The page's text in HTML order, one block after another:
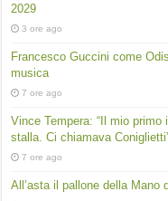
2029
3 ore ago
Francesco Guccini come
musica
7 ore ago
Vince Tempera: “Il mio
stalla. Ci chiamava
7 ore ago
All’asta il pallone della Mano